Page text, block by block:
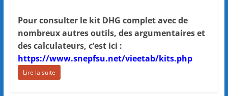
Pour consulter le kit DHG complet avec de
nombreux autres outils, des argumentaires et
des calculateurs, c’est ici :
https://www.snepfsu.net/vieetab/kits.php
Lire la suite